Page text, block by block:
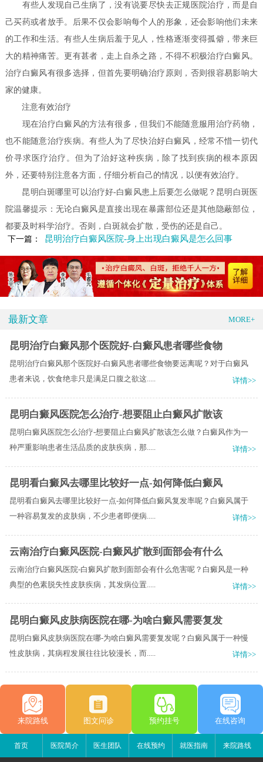
有些人发现自己生病了，没有说要尽快去正规医院治疗，而是自
己买药或者放手。后果不仅会影响每个人的形象，还会影响他们未来
的工作和生活。有些人生病后羞于见人，性格逐渐变得孤僻，带来巨
大的精神痛苦。更有甚者，走上自杀之路，不得不积极治疗白癜风。
治疗白癜风有很多选择，但首先要明确治疗原则，否则很容易影响大
家的健康。
注意有效治疗
现在治疗白癜风的方法有很多，但我们不能随意服用治疗药物，
也不能随意治疗疾病。有些人为了尽快治好白癜风，经常不惜一切代
价寻求医疗治疗。但为了治好这种疾病，除了找到疾病的根本原因
外，还要特别注意各方面，仔细分析自己的情况，以便有效治疗。
昆明白斑哪里可以治疗好-白癜风患上后要怎么做呢？昆明白斑医
院温馨提示：无论白癜风是直接出现在暴露部位还是其他隐蔽部位，
都要及时科学治疗。否则，白斑就会扩散，受伤的还是自己。
下一篇：
昆明治疗白癜风医院-身上出现白癜风是怎么回事
最新文章 MORE+
昆明治疗白癜风那个医院好-白癜风患者哪些食物
昆明治疗白癜风那个医院好-白癜风患者哪些食物要远离呢？对于白癜风
患者来说，饮食绝非只是满足口腹之欲这.....
详情>>
昆明白癜风医院怎么治疗-想要阻止白癜风扩散该
昆明白癜风医院怎么治疗-想要阻止白癜风扩散该怎么做？白癜风作为一
种严重影响患者生活品质的皮肤疾病，那.....
详情>>
昆明看白癜风去哪里比较好一点-如何降低白癜风
昆明看白癜风去哪里比较好一点-如何降低白癜风复发率呢？白癜风属于
一种容易复发的皮肤病，不少患者即便病.....
详情>>
云南治疗白癜风医院-白癜风扩散到面部会有什么
云南治疗白癜风医院-白癜风扩散到面部会有什么危害呢？白癜风是一种
典型的色素脱失性皮肤疾病，其发病位置.....
详情>>
昆明白癜风皮肤病医院在哪-为啥白癜风需要复发
昆明白癜风皮肤病医院在哪-为啥白癜风需要复发呢？白癜风属于一种慢
性皮肤病，其病程发展往往比较漫长，而.....
详情>>
来院路线 图文问诊 预约挂号 在线咨询
首页 医院简介 医生团队 在线预约 就医指南 来院路线